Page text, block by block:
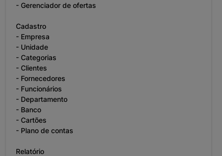
- Gerenciador de ofertas
Cadastro
- Empresa
- Unidade
- Categorias
- Clientes
- Fornecedores
- Funcionários
- Departamento
- Banco
- Cartões
- Plano de contas
Relatório